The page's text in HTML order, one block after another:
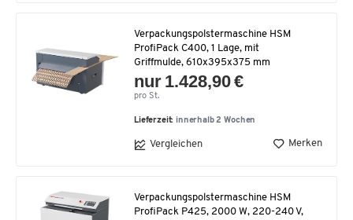
Verpackungspolstermaschine HSM
ProfiPack C400, 1 Lage, mit
Griffmulde, 610x395x375 mm
nur 1.428,90 €
pro St.
Lieferzeit: innerhalb 2 Wochen
Vergleichen Merken
Verpackungspolstermaschine HSM
ProfiPack P425, 2000 W, 220-240 V,